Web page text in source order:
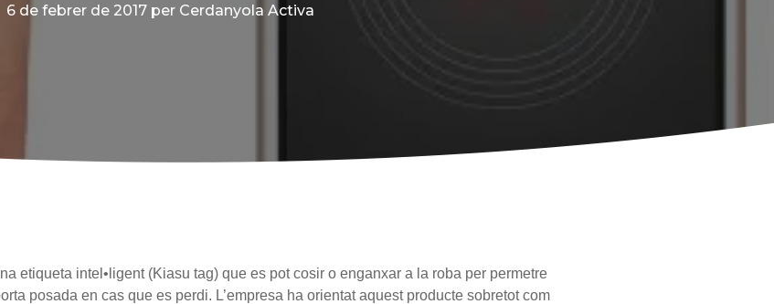
6 de febrer de 2017 per Cerdanyola Activa
etiqueta intel•ligent (Kiasu tag) que es pot cosir o enganxar a la roba per permetre
posada en cas que es perdi. L’empresa ha orientat aquest producte sobretot com